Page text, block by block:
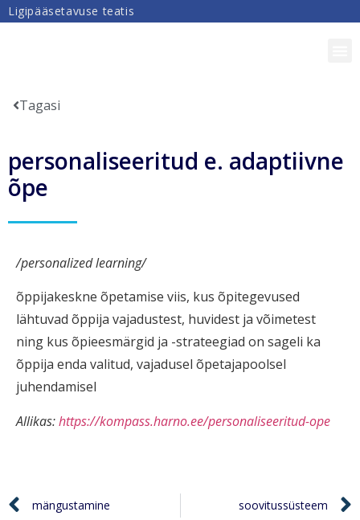
Ligipääsetavuse teatis
Tagasi
personaliseeritud e. adaptiivne
õpe
/personalized learning/
õppijakeskne õpetamise viis, kus õpitegevused
lähtuvad õppija vajadustest, huvidest ja võimetest
ning kus õpieesmärgid ja -strateegiad on sageli ka
õppija enda valitud, vajadusel õpetajapoolsel
juhendamisel
Allikas:https://kompass.harno.ee/personaliseeritud-ope
mängustamine soovitussüsteem